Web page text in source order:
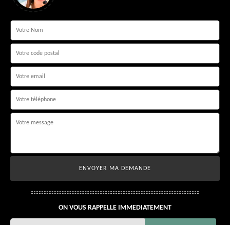
ON VOUS RAPPELLE IMMEDIATEMENT